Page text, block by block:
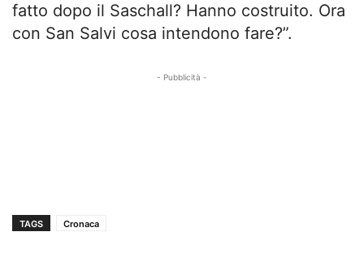
fatto dopo il Saschall? Hanno costruito. Ora
con San Salvi cosa intendono fare?”.
- Pubblicità -
TAGS Cronaca